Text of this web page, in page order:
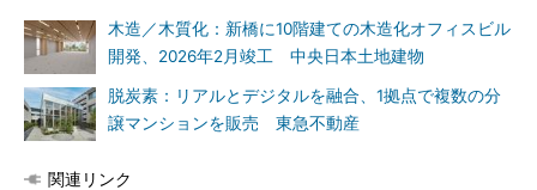
木造／木質化：新橋に10階建ての木造化オフィスビル
開発、2026年2月竣工 中央日本土地建物
脱炭素：リアルとデジタルを融合、1拠点で複数の分
譲マンションを販売 東急不動産
関連リンク